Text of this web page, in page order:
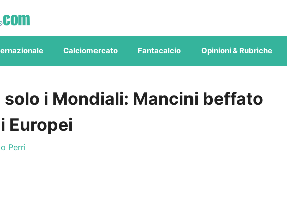
Calciomercato Fantacalcio Opinioni & Rubriche
solo i Mondiali: Mancini beffato
Europei
Perri